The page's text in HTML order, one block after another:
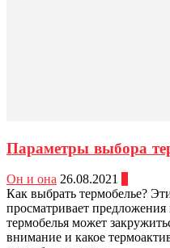
Параметры выбора
Он и она 26.08.2021
Как выбрать термобелье?
просматривает
термобелья может
внимание и какое